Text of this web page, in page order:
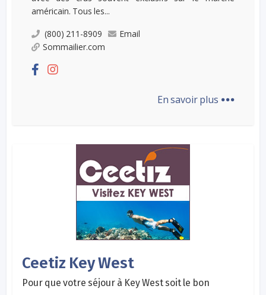
américain. Tous les...
(800) 211-8909
Email
Sommailier.com
En savoir plus ...
Ceetiz Key West
Pour que votre séjour à Key West soit le bon